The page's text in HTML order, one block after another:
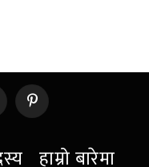
Pinterest
हाम्रो बारेमा